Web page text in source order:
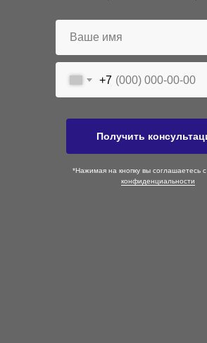
+7
Получить
*Нажимая на кнопку вы соглашаетесь с
конфиденциальности